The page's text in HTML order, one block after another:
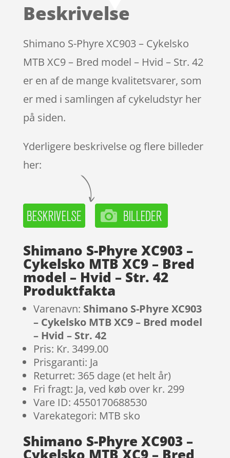
på
mmelser
Beskrivelse
Shimano S-Phyre XC903 – Cykelsko
MTB XC9 – Bred model – Hvid – Str. 42
er en af de mange kvalitetsvarer, som
er med i samlingen af cykeludstyr her
på siden.
Yderligere beskrivelse og flere billeder
her:
Shimano S-Phyre XC903 –
Cykelsko MTB XC9 – Bred
model – Hvid – Str. 42
Produktfakta
Varenavn: Shimano S-Phyre XC903
– Cykelsko MTB XC9 – Bred model
– Hvid – Str. 42
Pris: Kr. 3499.00
Prisgaranti: Ja
Returret: 365 dage (et helt år)
Fri fragt: Ja, ved køb over kr. 299
Vare ID: 4550170688530
Varekategori: MTB sko
Shimano S-Phyre XC903 –
Cykelsko MTB XC9 – Bred